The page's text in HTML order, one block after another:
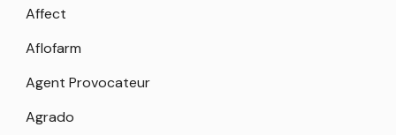
Affect
Aflofarm
Agent Provocateur
Agrado